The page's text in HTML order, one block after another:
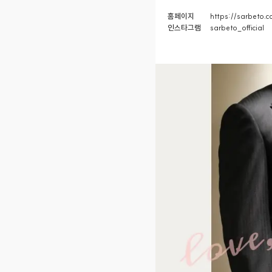
홈페이지
https://
인스타그램
sarbeto_official